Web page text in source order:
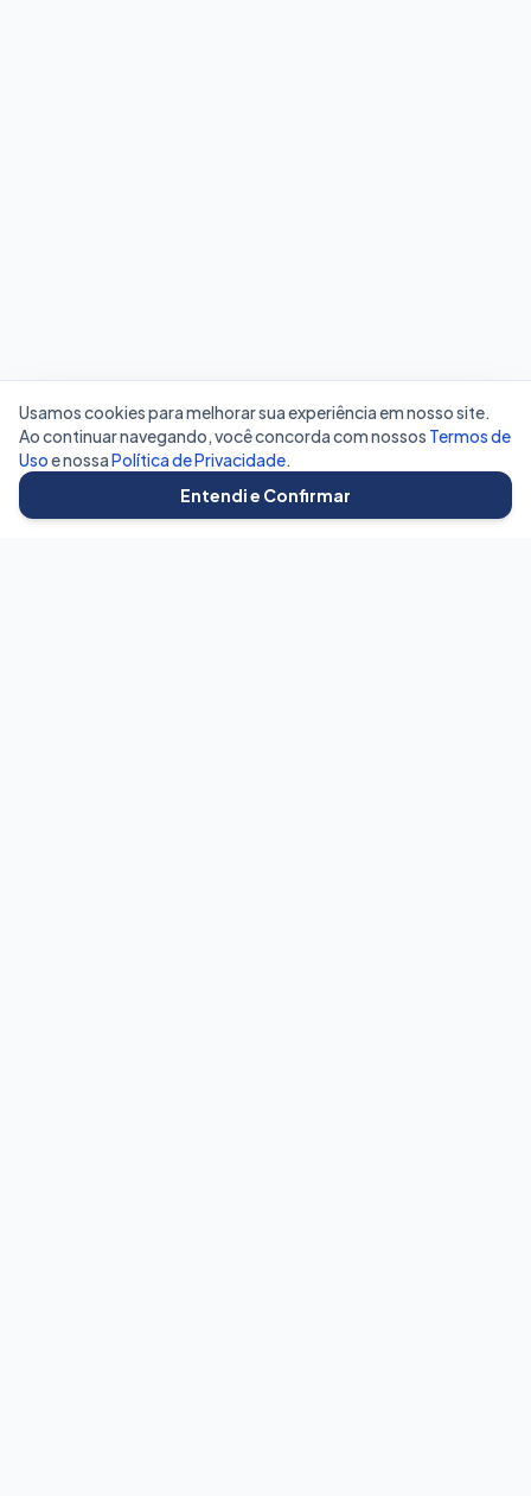
Usamos cookies para melhorar sua experiência em nosso site.
Ao continuar navegando, você concorda com nossos Termos de
Usoe nossaPolítica de Privacidade.
Entendi e Confirmar